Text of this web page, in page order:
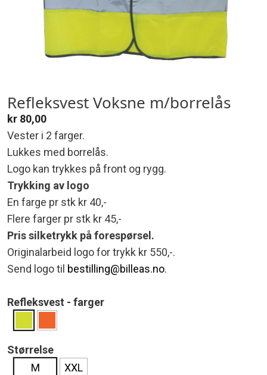
Refleksvest Voksne m/borrelås
kr 80,00
Vester i 2 farger.
Lukkes med borrelås.
Logo kan trykkes på front og rygg.
Trykking av logo
En farge pr stk kr 40,-
Flere farger pr stk kr 45,-
Pris silketrykk på forespørsel.
Originalarbeid logo for trykk kr 550,-.
Send logo til bestilling@billeas.no.
Refleksvest - farger
Størrelse
M
XXL